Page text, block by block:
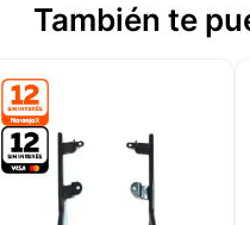
También te